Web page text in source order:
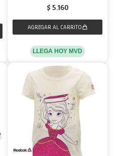
$ 5.160
LLEGA HOY MVD